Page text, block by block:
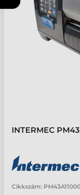
INTERMEC
Cikkszám: